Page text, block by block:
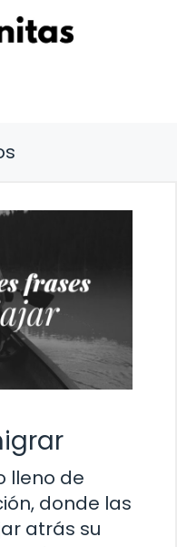
lleno de
donde las
atrás su